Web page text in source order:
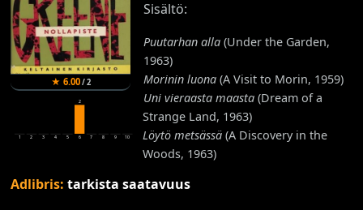
★ 6.00/2
1 2 3 4 5
2
6 7 8 9 10
Sisältö:
Puutarhan alla(Under the Garden,
1963)
Morinin luona(A Visit to Morin, 1959)
Uni vieraasta maasta(Dream of a
Strange Land, 1963)
Löytö metsässä(A Discovery in the
Woods, 1963)
Adlibris:tarkista saatavuus